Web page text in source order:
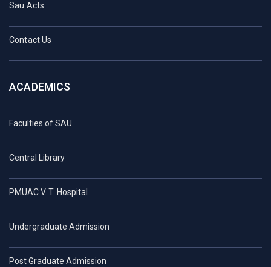
Sau Acts
Contact Us
ACADEMICS
Faculties of SAU
Central Library
PMUAC V. T. Hospital
Undergraduate Admission
Post Graduate Admission